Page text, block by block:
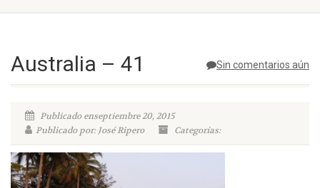
Sin comentarios aún
Australia – 41
Publicado enseptiembre 20, 2015
Publicado por: José Ripero
Categorías: